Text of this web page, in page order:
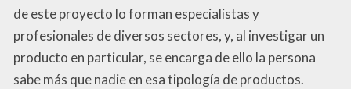
de este proyecto lo forman especialistas y
profesionales de diversos sectores, y, al investigar un
producto en particular, se encarga de ello la persona
sabe más que nadie en esa tipología de productos.